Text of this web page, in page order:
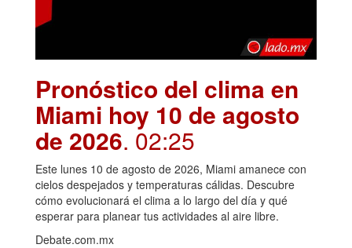
Pronóstico del clima en
Miami hoy 10 de agosto
de 2026. 02:25
Este lunes 10 de agosto de 2026, Miami amanece con
cielos despejados y temperaturas cálidas. Descubre
cómo evolucionará el clima a lo largo del día y qué
esperar para planear tus actividades al aire libre.
Debate.com.mx